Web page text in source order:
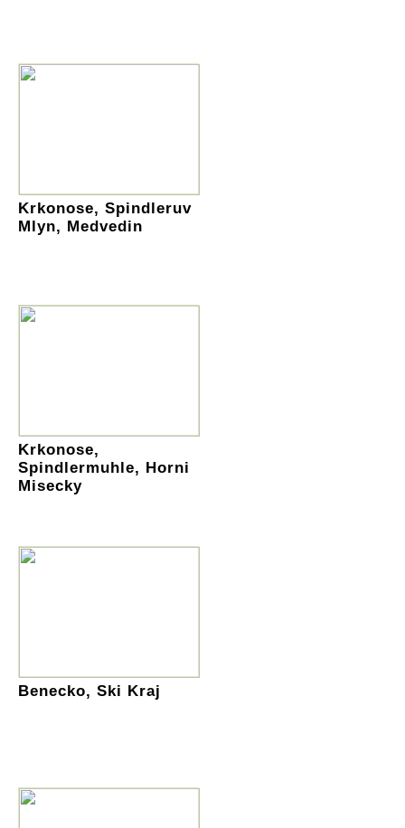
Krkonose, Spindleruv
Mlyn, Medvedin
Krkonose,
Spindlermuhle, Horni
Misecky
Benecko, Ski Kraj